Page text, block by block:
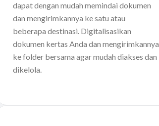
dapat dengan mudah memindai dokumen
dan mengirimkannya ke satu atau
beberapa destinasi. Digitalisasikan
dokumen kertas Anda dan mengirimkannya
ke folder bersama agar mudah diakses dan
dikelola.